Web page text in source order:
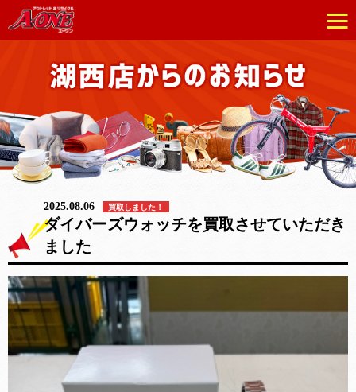
2025.08.06 買取しました！
ダイバーズウォッチを買取させていただき
ました